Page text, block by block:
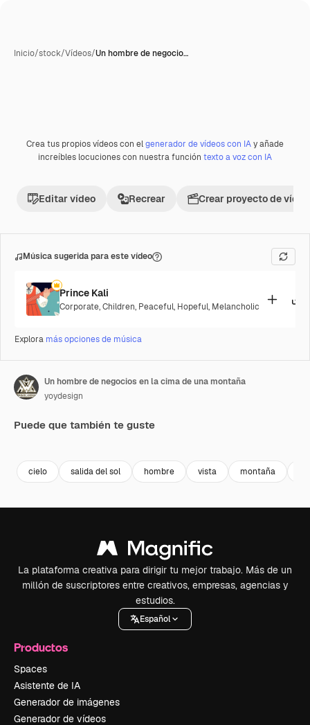
Inicio/stock/Vídeos/Un hombre de negocio…
Premium
Crea tus propios vídeos con elgenerador de vídeos con IAy añade
increíbles locuciones con nuestra función texto a voz con IA
Editar vídeo Recrear Crear proyecto de vídeo
Música sugerida para este vídeo
Prince Kali
Corporate,Children, Peaceful, Hopeful, Melancholic
Explora más opciones de música
Un hombre de negocios en la cima de una montaña
yoydesign
Puede que también te guste
cielo salida del sol hombre vista montaña
La plataforma creativa para dirigir tu mejor trabajo. Más de un
millón de suscriptores entre creativos, empresas, agencias y
estudios.
Español
Productos
Spaces
Asistente de IA
Generador de imágenes
Generador de vídeos